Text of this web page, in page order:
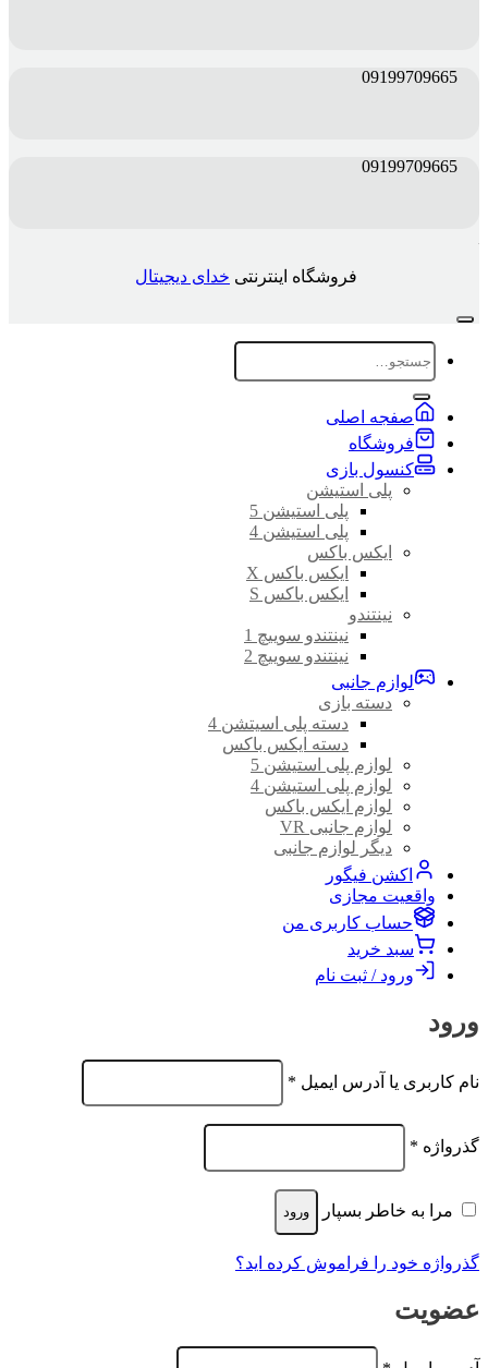
09199709665
09199709665
فروشگاه اینترنتی خدای دیجیتال
جستجو
برای:
صفجه اصلی
فروشگاه
کنسول بازی
پلی استیشن
پلی استیشن 5
پلی استیشن 4
ایکس باکس
ایکس باکس X
ایکس باکس S
نینتندو
نینتندو سوییچ 1
نینتندو سوییچ 2
لوازم جانبی
دسته بازی
دسته پلی اسیتشن 4
دسته ایکس باکس
لوازم پلی استیشن 5
لوازم پلی استیشن 4
لوازم ایکس باکس
لوازم جانبی VR
دیگر لوازم جانبی
اکشن فیگور
واقعیت مجازی
حساب کاربری من
سبد خرید
ورود / ثبت نام
ورود
نام کاربری یا آدرس ایمیل *
الزامی
گذرواژه *
الزامی
مرا به خاطر بسپار ورود
گذرواژه خود را فراموش کرده اید؟
عضویت
الزامی